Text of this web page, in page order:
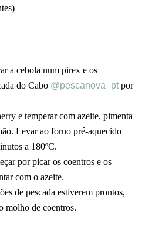
a cebola num pirex e os
do Cabo @pescanova_pt por
e temperar com azeite, pimenta
Levar ao forno pré-aquecido
a 180ºC.
por picar os coentros e os
com o azeite.
de pescada estiverem prontos,
molho de coentros.